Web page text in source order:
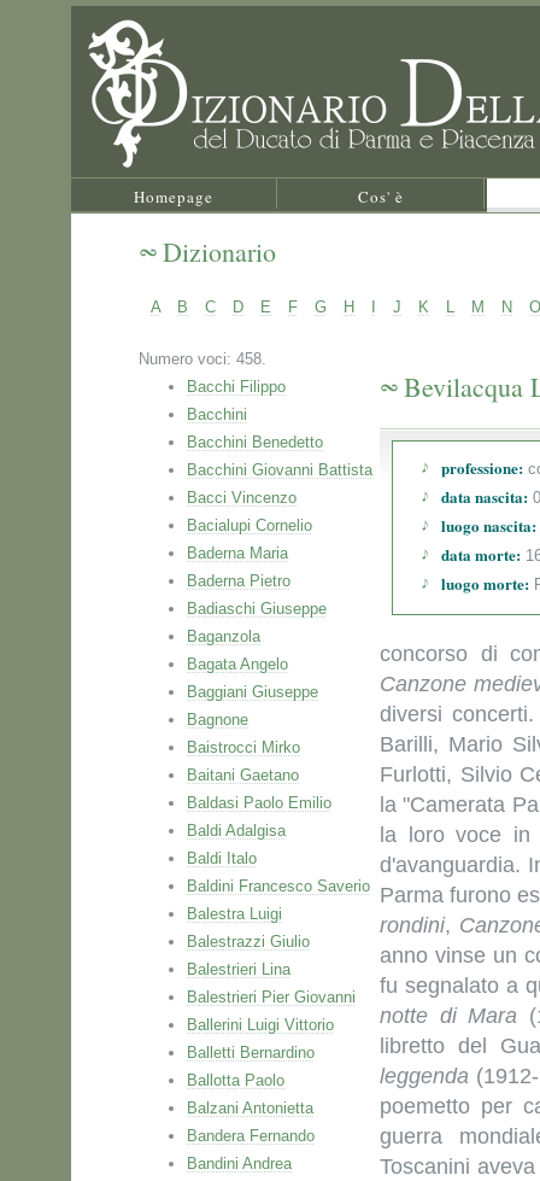
Homepage Cos' è
Dizionario
A B C D E F G H J K L M N O
Numero voci: 458.
Bacchi Filippo
Bacchini
Bacchini Benedetto
Bacchini Giovanni Battista
Bacci Vincenzo
Bacialupi Cornelio
Baderna Maria
Baderna Pietro
Badiaschi Giuseppe
Baganzola
Bagata Angelo
Baggiani Giuseppe
Bagnone
Baistrocci Mirko
Baitani Gaetano
Baldasi Paolo Emilio
Baldi Adalgisa
Baldi Italo
Baldini Francesco Saverio
Balestra Luigi
Balestrazzi Giulio
Balestrieri Lina
Balestrieri Pier Giovanni
Ballerini Luigi Vittorio
Balletti Bernardino
Ballotta Paolo
Balzani Antonietta
Bandera Fernando
Bandini Andrea
Bevilacqua
professione:
data nascita:
luogo nascita:
data morte:
luogo morte:
concorso di
Canzone
diversi
Barilli, Mario
Furlotti, Silvio
la "Camerata
la loro voce in
d'avanguardia.
Parma furono
rondini,
anno vinse un
fu segnalato a
notte di Mara
libretto del
leggenda
poemetto per
guerra
Toscanini